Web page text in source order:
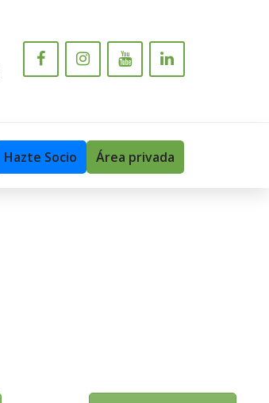
Hazte Socio Área privada